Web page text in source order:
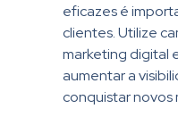
eficazes é
clientes. Utilize
marketing digital
aumentar a
conquistar novos